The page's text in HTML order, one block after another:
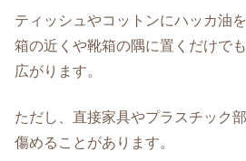
ティッシュやコットンにハッカ油
箱の近くや靴箱の隅に置くだけで
広がります。
ただし、直接家具やプラスチック
傷めることがあります。